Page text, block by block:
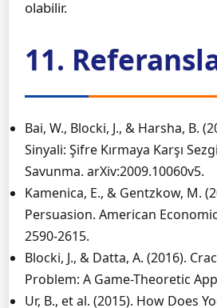
olabilir.
11.
Bai, W., Blocki, J., & Harsha, B.
Sinyali: Şifre Kırmaya Karşı
Savunma. arXiv:2009.10060v5.
Kamenica, E., & Gentzkow, M.
Persuasion. American
2590-2615.
Blocki, J., & Datta, A. (2016).
Problem: A Game-Theoretic
Ur, B., et al. (2015). How Does